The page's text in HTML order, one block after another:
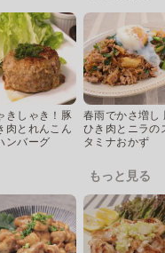
きしゃき！豚
肉とれんこん
ンバーグ
春雨でかさ増し
ひき肉とニラの
タミナおかず
もっと見る